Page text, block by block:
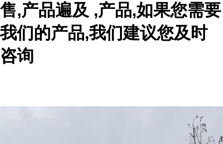
售,产品遍及 ,产品,如果您需要
我们的产品,我们建议您及时
咨询